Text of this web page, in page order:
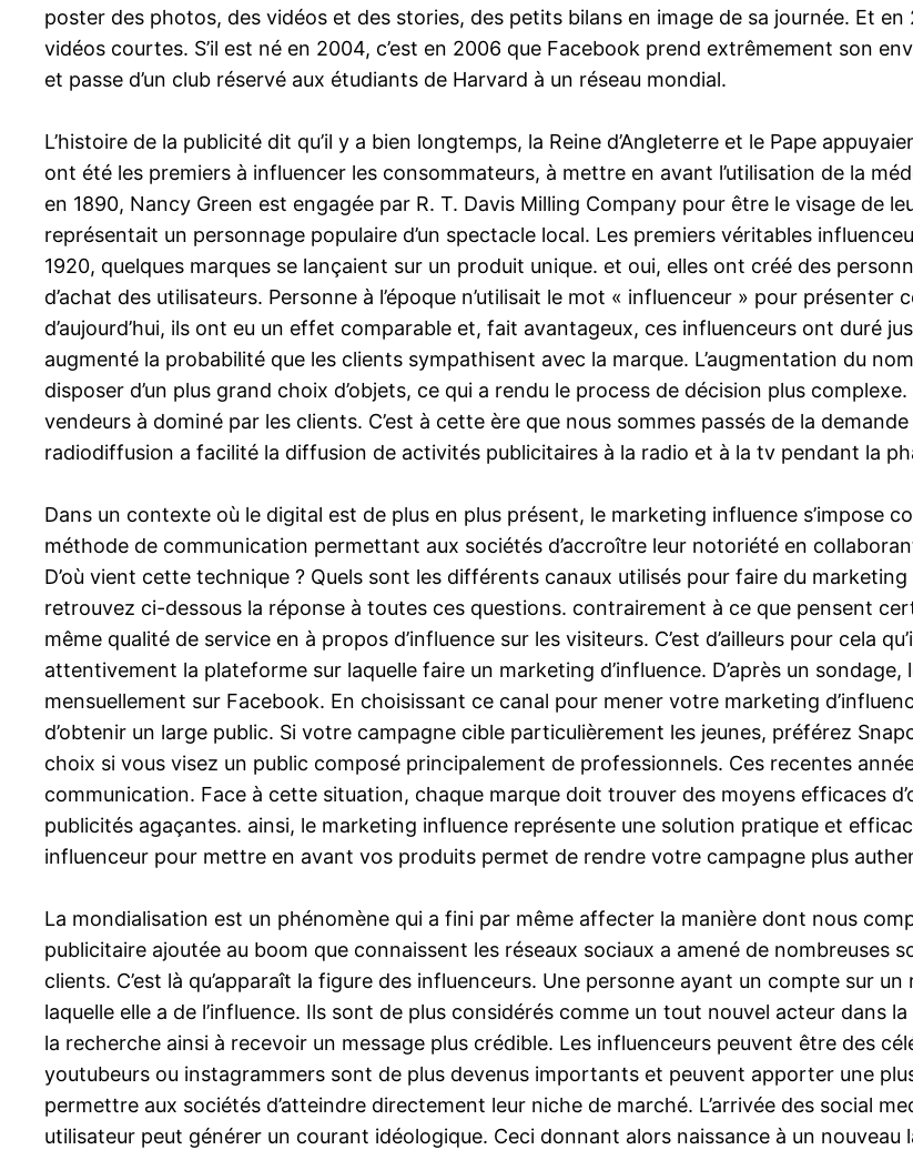
poster des photos, des vidéos et des stories, des petits bilans en image de sa journée. Et
vidéos courtes. S’il est né en 2004, c’est en 2006 que Facebook prend extrêmement son
et passe d’un club réservé aux étudiants de Harvard à un réseau mondial.
L’histoire de la publicité dit qu’il y a bien longtemps, la Reine d’Angleterre et le Pape
ont été les premiers à influencer les consommateurs, à mettre en avant l’utilisation de la
en 1890, Nancy Green est engagée par R. T. Davis Milling Company pour être le visage de
représentait un personnage populaire d’un spectacle local. Les premiers véritables
1920, quelques marques se lançaient sur un produit unique. et oui, elles ont créé des
d’achat des utilisateurs. Personne à l’époque n’utilisait le mot « influenceur » pour
d’aujourd’hui, ils ont eu un effet comparable et, fait avantageux, ces influenceurs ont duré
augmenté la probabilité que les clients sympathisent avec la marque. L’augmentation du
disposer d’un plus grand choix d’objets, ce qui a rendu le process de décision plus
vendeurs à dominé par les clients. C’est à cette ère que nous sommes passés de la
radiodiffusion a facilité la diffusion de activités publicitaires à la radio et à la tv pendant la
Dans un contexte où le digital est de plus en plus présent, le marketing influence s’impose
méthode de communication permettant aux sociétés d’accroître leur notoriété en
D’où vient cette technique ? Quels sont les différents canaux utilisés pour faire du marketing
retrouvez ci-dessous la réponse à toutes ces questions. contrairement à ce que pensent
même qualité de service en à propos d’influence sur les visiteurs. C’est d’ailleurs pour cela
attentivement la plateforme sur laquelle faire un marketing d’influence. D’après un
mensuellement sur Facebook. En choisissant ce canal pour mener votre marketing
d’obtenir un large public. Si votre campagne cible particulièrement les jeunes, préférez
choix si vous visez un public composé principalement de professionnels. Ces recentes
communication. Face à cette situation, chaque marque doit trouver des moyens efficaces
publicités agaçantes. ainsi, le marketing influence représente une solution pratique et
influenceur pour mettre en avant vos produits permet de rendre votre campagne plus
La mondialisation est un phénomène qui a fini par même affecter la manière dont nous
publicitaire ajoutée au boom que connaissent les réseaux sociaux a amené de nombreuses
clients. C’est là qu’apparaît la figure des influenceurs. Une personne ayant un compte sur
laquelle elle a de l’influence. Ils sont de plus considérés comme un tout nouvel acteur dans
la recherche ainsi à recevoir un message plus crédible. Les influenceurs peuvent être des
youtubeurs ou instagrammers sont de plus devenus importants et peuvent apporter une
permettre aux sociétés d’atteindre directement leur niche de marché. L’arrivée des social
utilisateur peut générer un courant idéologique. Ceci donnant alors naissance à un nouveau